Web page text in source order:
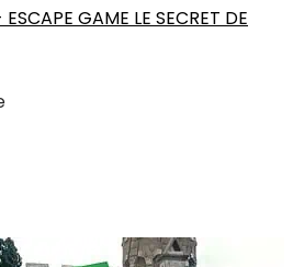
GAME LE SECRET DE